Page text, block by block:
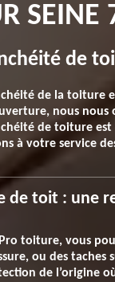
SEINE
de
de la toiture
nous
de toiture
à votre service
de toit : une
toiture, vous
ou des taches
de l’origine